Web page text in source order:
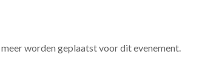
worden geplaatst voor dit evenement.